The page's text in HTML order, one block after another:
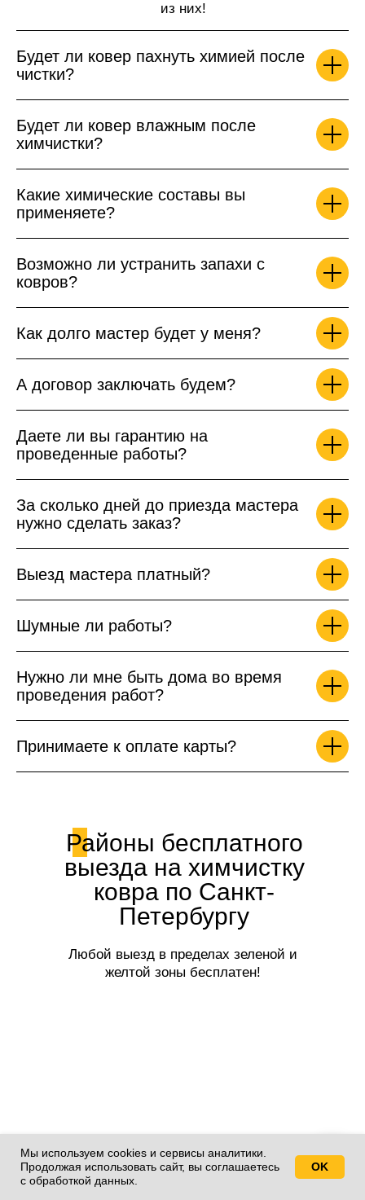
Свяжитесь с нами!
Мы используем cookies и сервисы аналитики.
Продолжая использовать сайт, вы соглашаетесь
с обработкой данных.
OK
из них!
Будет ли ковер пахнуть химией после
чистки?
Будет ли ковер влажным после
химчистки?
Какие химические составы вы
применяете?
Возможно ли устранить запахи с
ковров?
Как долго мастер будет у меня?
А договор заключать будем?
Даете ли вы гарантию на
проведенные работы?
За сколько дней до приезда мастера
нужно сделать заказ?
Выезд мастера платный?
Шумные ли работы?
Нужно ли мне быть дома во время
проведения работ?
Принимаете к оплате карты?
Районы бесплатного
выезда на химчистку
ковра по Санкт-
Петербургу
Любой выезд в пределах зеленой и
желтой зоны бесплатен!